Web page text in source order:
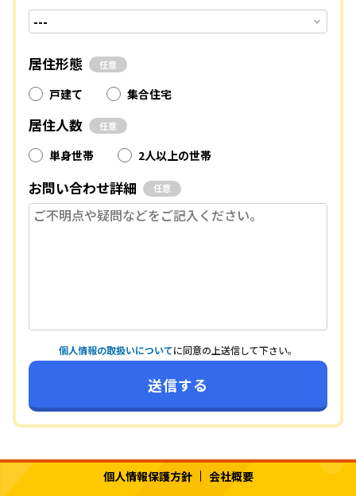
居住形態 任意
戸建て 集合住宅
居住人数 任意
単身世帯 2人以上の世帯
お問い合わせ詳細 任意
個人情報の取扱いについてに同意の上送信して下さい。
個人情報保護方針 会社概要